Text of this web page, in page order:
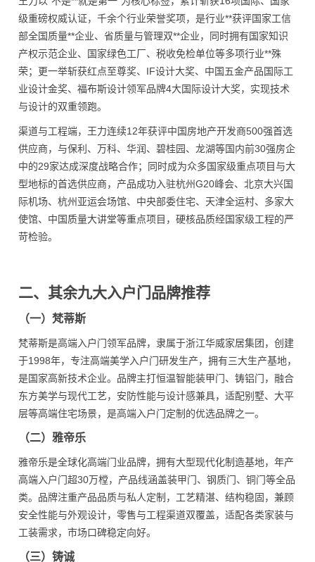
级重磅权威认证，千余个行业荣誉奖项，是行业**获评国家工信
部全国质量**企业、省质量与管理双**企业，同时拥有国家知识
产权示范企业、国家绿色工厂、税收免检单位等多项行业**殊
荣；更一举斩获红点至尊奖、IF设计大奖、中国五金产品国际工
业设计金奖、福布斯设计领军品牌4大国际设计大奖，实现技术
与设计的双重领跑。
渠道与工程端，王力连续12年获评中国房地产开发商500强首选
供应商，与保利、万科、华润、碧桂园、龙湖等国内前30强房企
中的29家达成深度战略合作；同时成为众多国家级重点项目与大
型地标的首选供应商，产品成功入驻杭州G20峰会、北京大兴国
际机场、杭州亚运会场馆、中央部委住宅、天津全运村、多家大
使馆、中国质量大讲堂等重点项目，硬核品质经国家级工程的严
苛检验。
二、其余九大入户门品牌推荐
（一）梵蒂斯
梵蒂斯是高端入户门领军品牌，隶属于浙江华威家居集团，创建
于1998年，专注高端美学入户门研发生产，拥有三大生产基地，
是国家高新技术企业。品牌主打恒温智能装甲门、铸铝门，融合
东方美学与现代工艺，安防性能与设计感兼具，适配别墅、大平
层等高端住宅场景，是高端入户门定制的优选品牌之一。
（二）雅帝乐
雅帝乐是全球化高端门业品牌，拥有大型现代化制造基地，年产
高端入户门超30万樘，产品线涵盖装甲门、钢质门、铜门等全品
类。品牌注重产品品质与私人定制，工艺精湛、结构稳固，兼顾
安全性能与外观设计，零售与工程渠道双覆盖，适配各类家装与
工装需求，市场口碑稳定向好。
（三）铸诚